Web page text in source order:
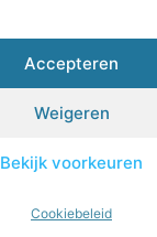
Accepteren
Weigeren
Bekijk voorkeuren
Cookiebeleid